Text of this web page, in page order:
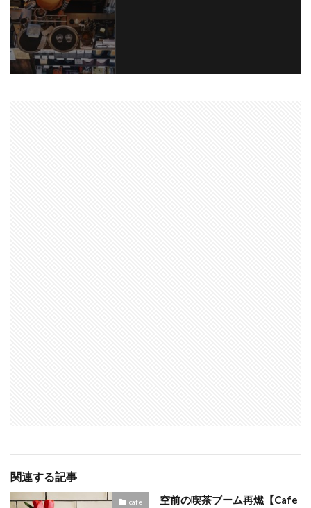
関連する記事
cafe
空前の喫茶ブーム再燃【Cafe